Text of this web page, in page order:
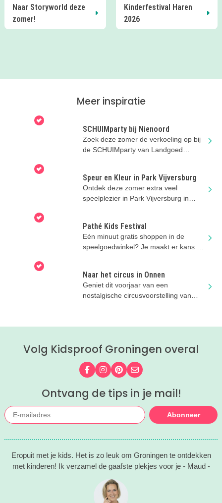
Kinderfestival Haren
2026
Plan een dagje
Speelpark Nienoord
Meer inspiratie
SCHUIMparty bij Nienoord
Zoek deze zomer de verkoeling op bij
de SCHUIMparty van Landgoed
Speur en Kleur in Park Vijversburg
Ontdek deze zomer extra veel
speelplezier in Park Vijversburg in
Pathé Kids Festival
Eén minuut gratis shoppen in de
speelgoedwinkel? Je maakt er kans op
Naar het circus in Onnen
Geniet dit voorjaar van een
nostalgische circusvoorstelling van
Volg Kidsproof Groningen overal
Volg ons op Facebook
Volg ons op Instagram
Volg ons op Pinterest
Mail ons
Ontvang de tips in je mail!
Abonneer
Eropuit met je kids. Het is zo leuk om Groningen te ontdekken
met kinderen! Ik verzamel de gaafste plekjes voor je - Maud -